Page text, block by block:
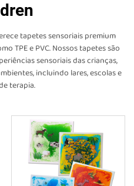
tapetes sensoriais premium
TPE e PVC. Nossos tapetes são
sensoriais das crianças,
incluindo lares, escolas e
terapia.